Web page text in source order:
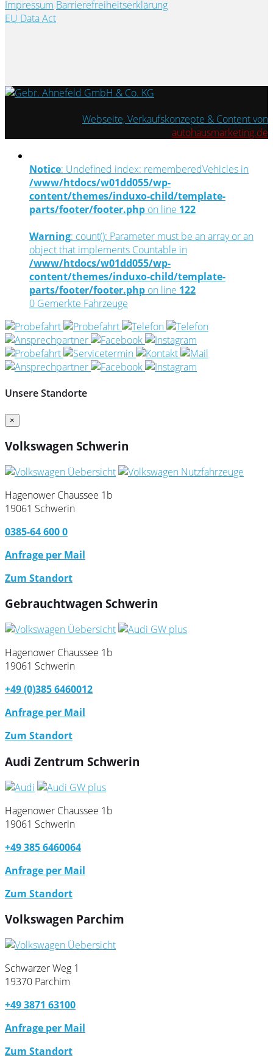
Impressum Barrierefreiheitserklärung
EU Data Act
Webseite, Verkaufskonzepte & Content von
autohausmarketing.de
Notice: Undefined index: rememberedVehicles in
/www/htdocs/w01dd055/wp-
content/themes/induxo-child/template-
parts/footer/footer.php on line 122
Warning: count(): Parameter must be an array or an
object that implements Countable in
/www/htdocs/w01dd055/wp-
content/themes/induxo-child/template-
parts/footer/footer.php on line 122
0 Gemerkte Fahrzeuge
Unsere Standorte
×
Volkswagen Schwerin
Hagenower Chaussee 1b
19061 Schwerin
0385-64 600 0
Anfrage per Mail
Zum Standort
Gebrauchtwagen Schwerin
Hagenower Chaussee 1b
19061 Schwerin
+49 (0)385 6460012
Anfrage per Mail
Zum Standort
Audi Zentrum Schwerin
Hagenower Chaussee 1b
19061 Schwerin
+49 385 6460064
Anfrage per Mail
Zum Standort
Volkswagen Parchim
Schwarzer Weg 1
19370 Parchim
+49 3871 63100
Anfrage per Mail
Zum Standort